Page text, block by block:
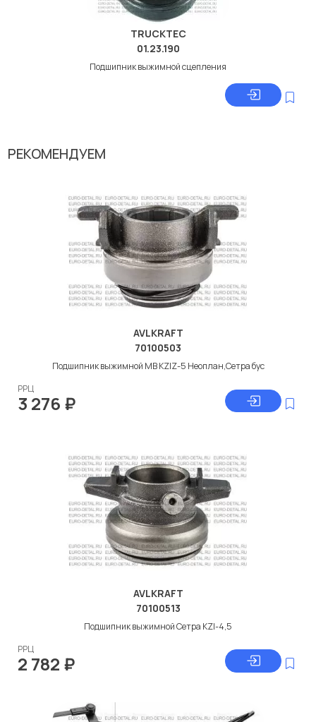
TRUCKTEC
01.23.190
Подшипник выжимной сцепления
РЕКОМЕНДУЕМ
AVLKRAFT
70100503
Подшипник выжимной МВ KZIZ-5 Неоплан,Сетра бус
РРЦ
3 276 ₽
AVLKRAFT
70100513
Подшипник выжимной Сетра KZI-4,5
РРЦ
2 782 ₽